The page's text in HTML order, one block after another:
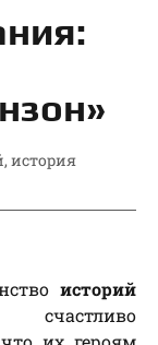
, история
историй